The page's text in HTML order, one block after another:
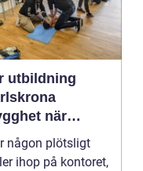
utbildning
när
någon plötsligt
ihop på kontoret,